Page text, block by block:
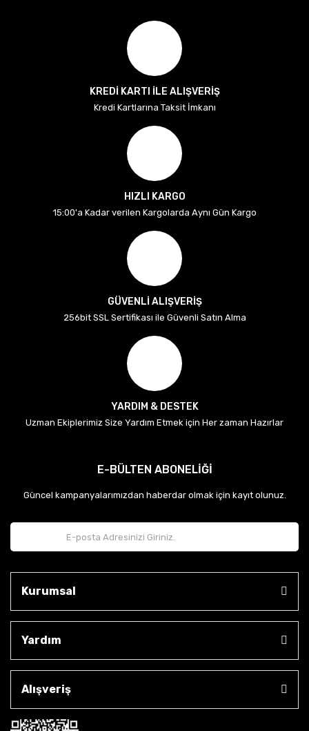
KREDİ KARTI İLE ALIŞVERİŞ
Kredi Kartlarına Taksit İmkanı
HIZLI KARGO
15:00'a Kadar verilen Kargolarda Aynı Gün Kargo
GÜVENLİ ALIŞVERİŞ
256bit SSL Sertifikası ile Güvenli Satın Alma
YARDIM & DESTEK
Uzman Ekiplerimiz Size Yardım Etmek için Her zaman Hazırlar
E-BÜLTEN ABONELİĞİ
Güncel kampanyalarımızdan haberdar olmak için kayıt olunuz.
Kurumsal
Yardım
Alışveriş